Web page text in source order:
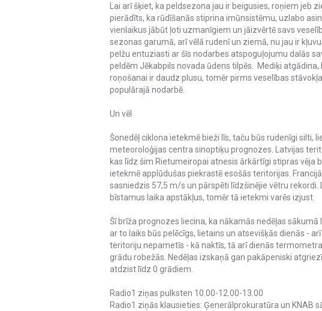
Lai arī šķiet, ka peldsezona jau ir beigusies, roņiem jeb
pierādīts, ka rūdīšanās stiprina imūnsistēmu, uzlabo
vienlaikus jābūt ļoti uzmanīgiem un jāizvērtē savs
sezonas garumā, arī vēlā rudenī un ziemā, nu jau ir
pelžu entuziasti ar šīs nodarbes atspoguļojumu dalās
peldēm Jēkabpils novada ūdens tilpēs. Mediķi
roņošanai ir daudz plusu, tomēr pirms veselības
populārajā nodarbē.
Un vēl
Šonedēļ ciklona ietekmē bieži līs, taču būs rudenīgi silti,
meteoroloģijas centra sinoptiķu prognozes. Latvijas
kas līdz šim Rietumeiropai atnesis ārkārtīgi stipras vēja
ietekmē applūdušas piekrastē esošās teritorijas.
sasniedzis 57,5 m/s un pārspēti līdzšinējie vētru
bīstamus laika apstākļus, tomēr tā ietekmi varēs izjust.
Šī brīža prognozes liecina, ka nākamās nedēļas
ar to laiks būs pelēcīgs, lietains un atsevišķās dienās -
teritoriju nepametīs - kā naktīs, tā arī dienās
grādu robežās. Nedēļas izskaņā gan pakāpeniski
atdzist līdz 0 grādiem.
Radio1 ziņas pulksten 10.00-12.00-13.00
Radio1 ziņās klausieties: Ģenerālprokuratūra un KNAB